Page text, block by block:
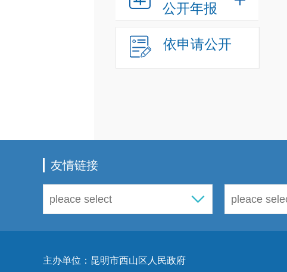
公开年报
依申请公开
友情链接
主办单位：昆明市西山区人民政府